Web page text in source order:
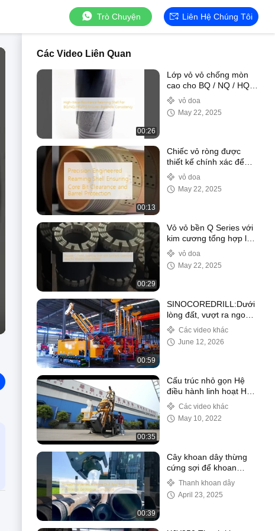
Trò Chuyện Liên Hệ Chúng Tôi
Các Video Liên Quan
00:26
Lớp vỏ vỏ chống mòn
cao cho BQ / NQ / HQ /
PQ đảm bảo sự nhất
quán lỗ khoan
vỏ doa
May 22, 2025
00:13
Chiếc vỏ ròng được
thiết kế chính xác để
đảm bảo độ sạch lõi bit
và bảo vệ thùng
vỏ doa
May 22, 2025
00:29
Vỏ vỏ bền Q Series với
kim cương tổng hợp lý
tưởng cho khoan lõi dây
vỏ doa
May 22, 2025
00:59
SINOCOREDRILL:Dưới
lòng đất, vượt ra ngoài
ranh giới
Các video khác
June 12, 2026
00:35
Cấu trúc nhỏ gọn Hệ
điều hành linh hoạt Hq
1350m Pq 950m Máy
khoan lõi thăm dò bề
mặt
Các video khác
May 10, 2022
00:39
Cây khoan dây thừng
cứng sợi để khoan
trong điều kiện địa chất
thô
Thanh khoan dây
April 23, 2025